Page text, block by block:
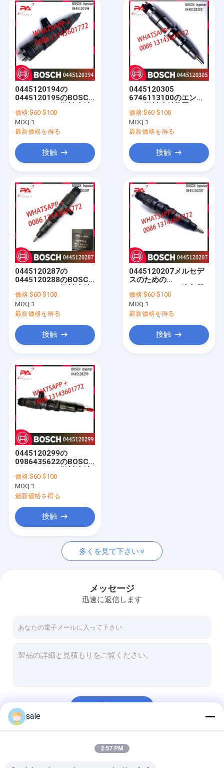
CATERPILLAR ディーゼル燃料インジェクター
Boschのディーゼル燃料噴射装置
Densoのディーゼル注入器
ディーゼル燃料ポンプ
Cumminsのディーゼル注入器
ボルボのディーゼル注入器
トヨタのディーゼル燃料噴射装置
ディーゼル注入器の制御弁
小松の燃料噴射装置
ISUZUのディーゼル注入器
尿素ポンプ
ディーゼル試験台
パーキンズの燃料噴射装置
0445120194の
0445120195のBOSCH
装置4710700387
4710700187
0986435537
21
価格:$60-$100
MOQ:1
最新価格を得る
接触
0445120305
6746113100のエンジ
149 P2271
価格:$60-$100
MOQ:1
最新価格を得る
接触
0445120287の
0445120288のBOSCH
装置0986435624
4710700587
471070058780
価格:$60-$100
MOQ:1
最新価格を得る
接触
0445120207メルセデ
スのための
のディーゼル共通の柵
0956435539
A4720700787
価格:$60-$100
MOQ:1
最新価格を得る
接触
0445120299の
0986435622のBOSCH
装置4700700087
470070008780
0445120298
価格:$60-$100
MOQ:1
最新価格を得る
接触
多くを見て下さい
メッセージ
迅速に返信します
sale
2:57 PM